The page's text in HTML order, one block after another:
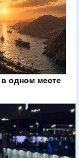
одном месте